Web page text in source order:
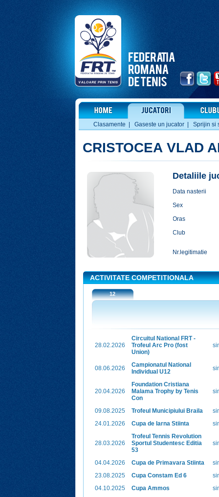
Clasamente Gaseste un jucator Sprijin si
CRISTOCEA VLAD
Detaliile
Data nasterii
Sex
Oras
Club
Nr.legitimatie
ACTIVITATE COMPETITIONALA
12
28.02.2026
Circuitul National FRT -
Trofeul Arc Pro (fost
Union)
08.06.2026
Campionatul National
Individual U12
20.04.2026
Foundation Cristiana
Malama Trophy by Tenis
Con
09.08.2025 Trofeul Municipiului Braila
24.01.2026
Cupa de Iarna Stiinta
28.03.2026
Trofeul Tennis Revolution
Sportul Studentesc Editia
53
04.04.2026 Cupa de Primavara Stiinta
23.08.2025
Cupa Constam Ed 6
04.10.2025
Cupa Ammos